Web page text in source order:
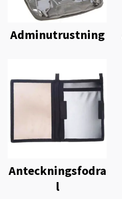
Adminutrustning
Anteckningsfodra
l